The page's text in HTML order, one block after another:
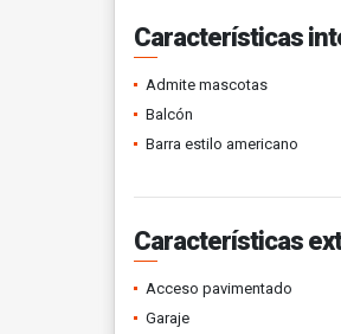
Características
Admite mascotas
Balcón
Barra estilo americano
Características
Acceso pavimentado
Garaje